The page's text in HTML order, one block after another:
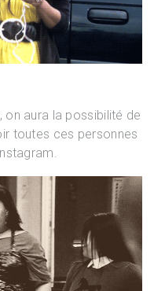
on aura la possibilité de
toutes ces personnes